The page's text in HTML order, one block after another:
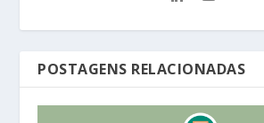
POSTAGENS RELACIONADAS